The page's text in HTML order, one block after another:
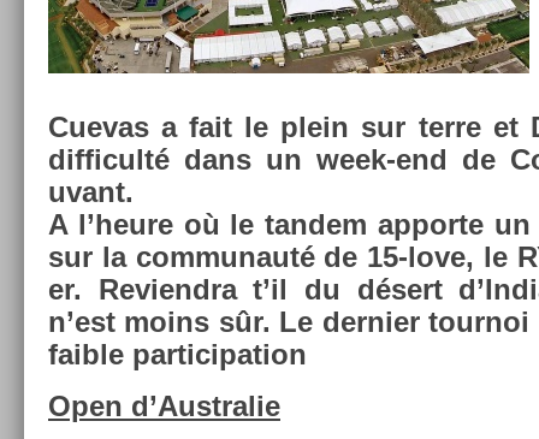
Cuevas a fait le plein sur terre et
dif­ficulté dans un week-end de
uvant.
A l’heure où le tan­dem ap­porte
sur la com­munauté de 15-love, le
er. Re­viendra t’il du désert
n’est moins sûr. Le de­rni­er
faib­le par­ticipa­tion
Open d’Australie